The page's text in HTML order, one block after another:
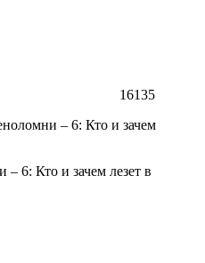
16135
6: Кто и зачем лезет в